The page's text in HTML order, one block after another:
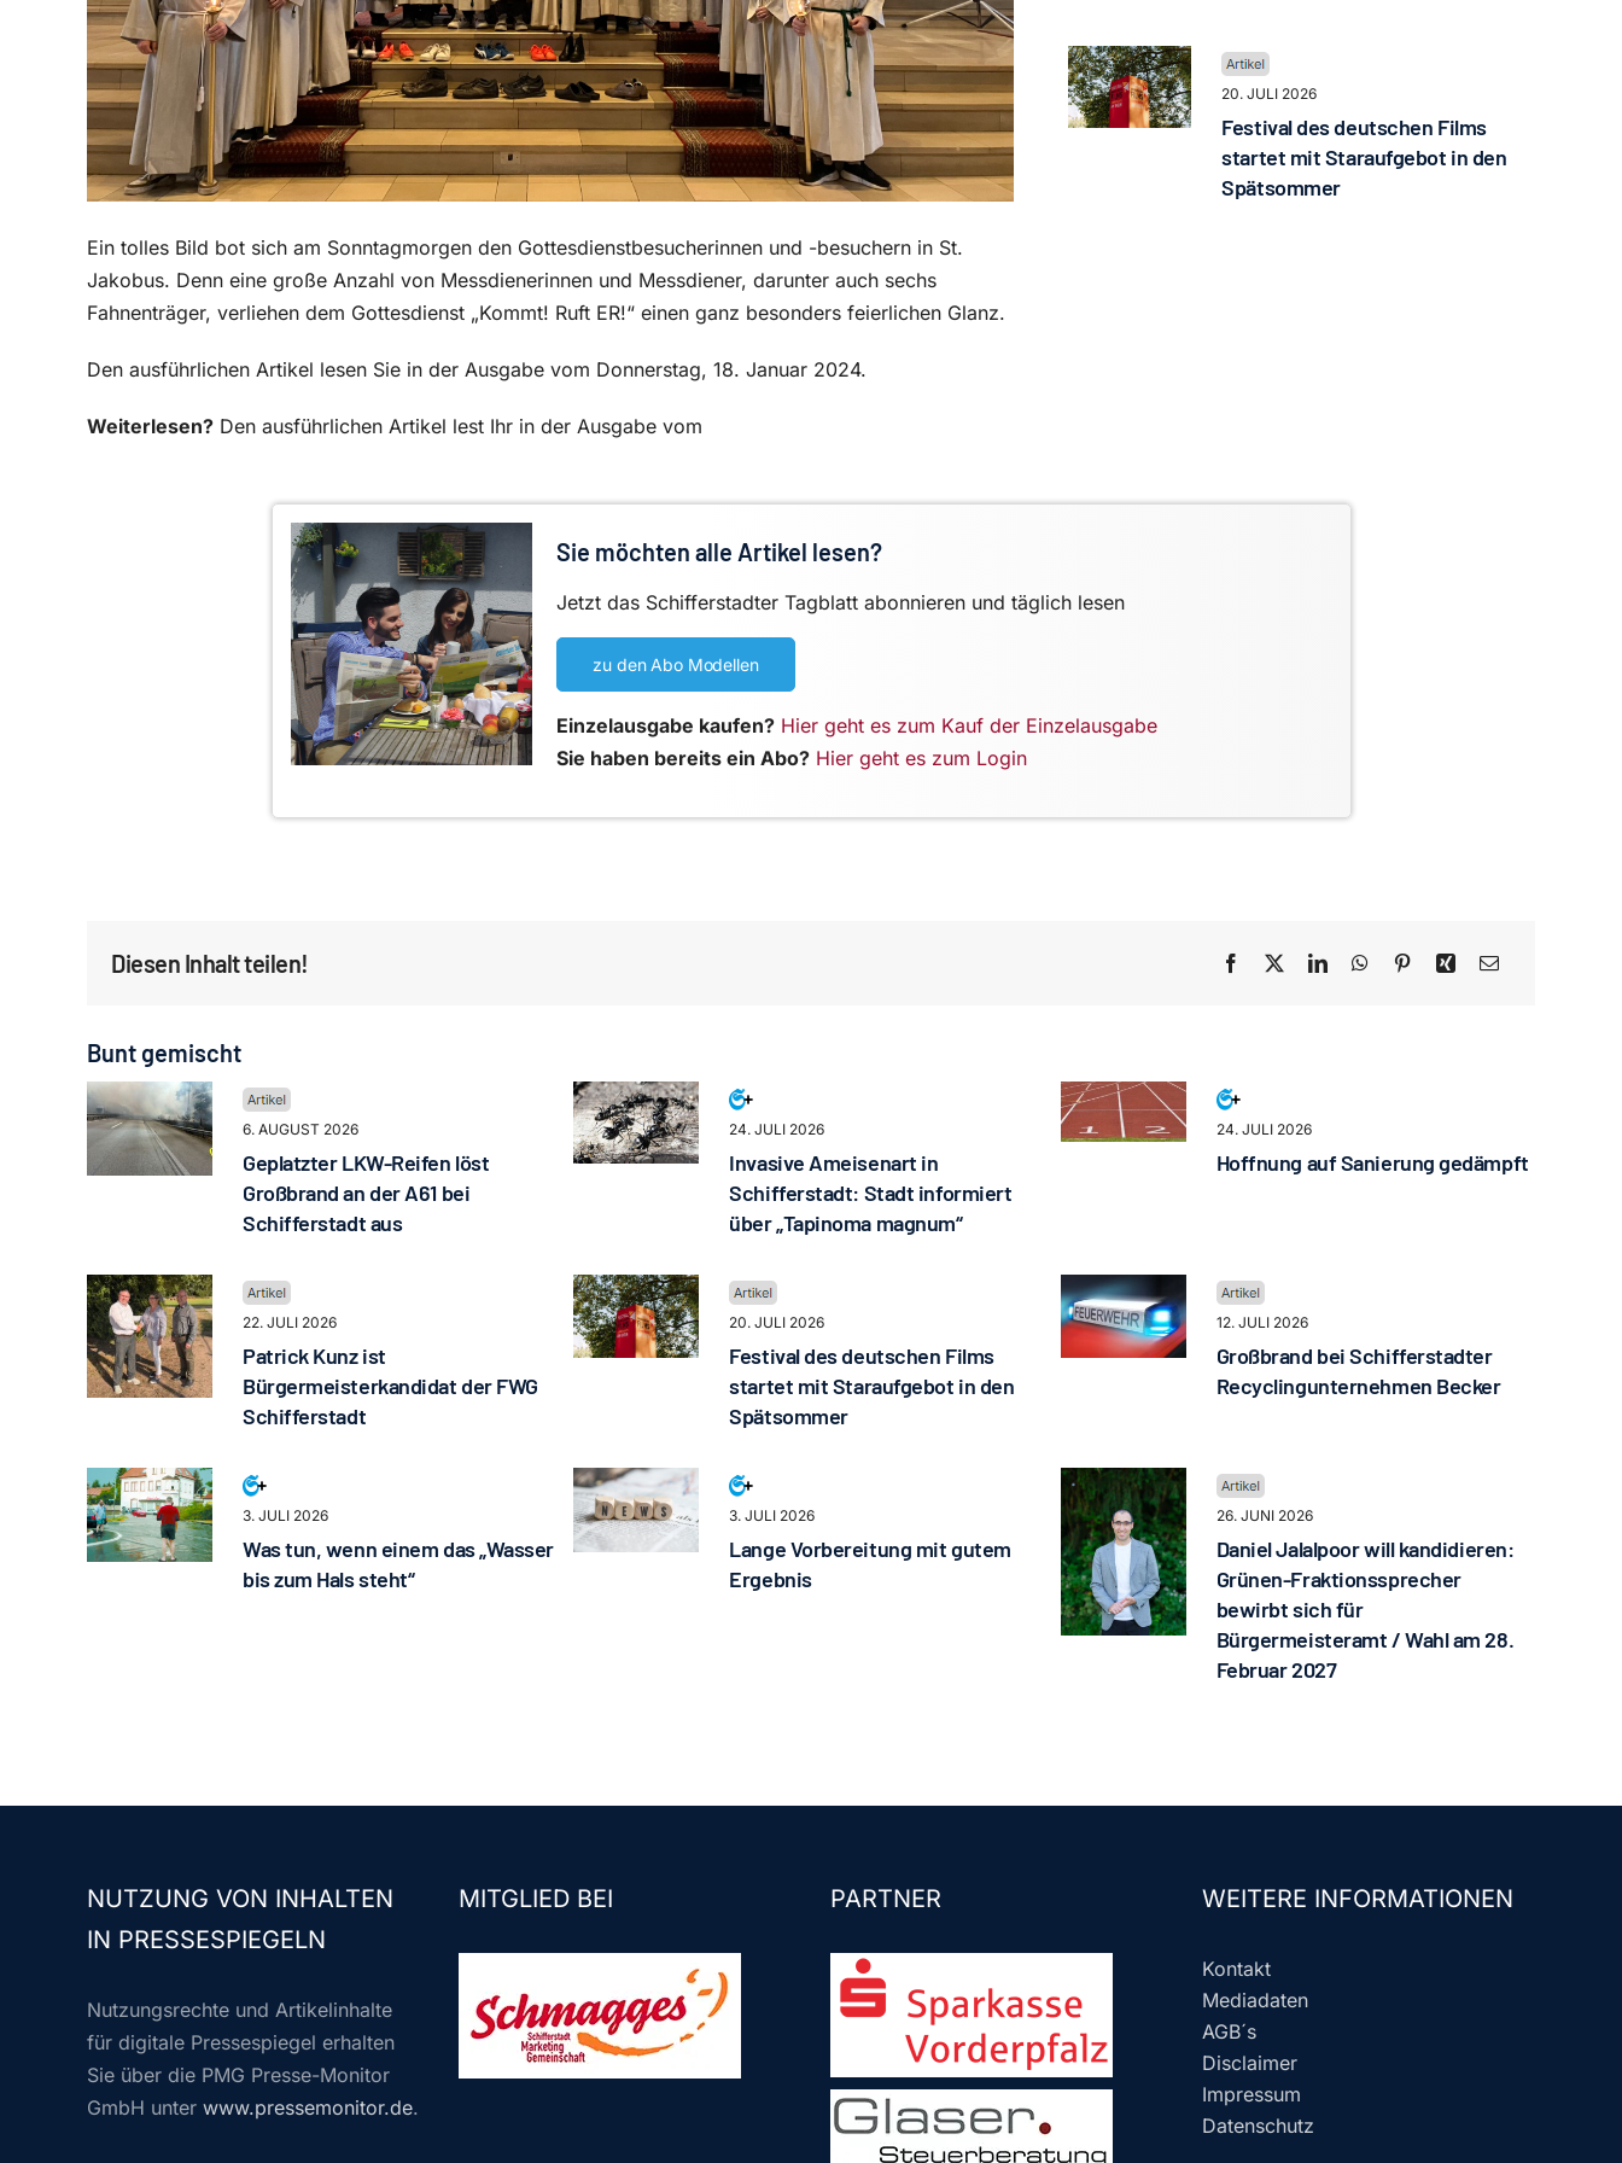
Ein tolles Bild bot sich am Sonntagmorgen den Gottesdienstbesucherinnen und -besuchern in St.
Jakobus. Denn eine große Anzahl von Messdienerinnen und Messdiener, darunter auch sechs
Fahnenträger, verliehen dem Gottesdienst „Kommt! Ruft ER!“ einen ganz besonders feierlichen Glanz.
Den ausführlichen Artikel lesen Sie in der Ausgabe vom Donnerstag, 18. Januar 2024.
Weiterlesen? Den ausführlichen Artikel lest Ihr in der Ausgabe vom
20. JULI 2026
Festival des deutschen Films
startet mit Staraufgebot in den
Spätsommer
Sie möchten alle Artikel lesen?
Jetzt das Schifferstadter Tagblatt abonnieren und täglich lesen
zu den Abo Modellen
Einzelausgabe kaufen? Hier geht es zum Kauf der Einzelausgabe
Sie haben bereits ein Abo? Hier geht es zum Login
Diesen Inhalt teilen!
Bunt gemischt
6. AUGUST 2026
Geplatzter LKW-Reifen löst
Großbrand an der A61 bei
Schifferstadt aus
24. JULI 2026
Invasive Ameisenart in
Schifferstadt: Stadt informiert
über „Tapinoma magnum“
24. JULI 2026
Hoffnung auf Sanierung gedämpft
22. JULI 2026
Patrick Kunz ist
Bürgermeisterkandidat der FWG
Schifferstadt
20. JULI 2026
Festival des deutschen Films
startet mit Staraufgebot in den
Spätsommer
12. JULI 2026
Großbrand bei Schifferstadter
Recyclingunternehmen Becker
3. JULI 2026
Was tun, wenn einem das „Wasser
bis zum Hals steht“
3. JULI 2026
Lange Vorbereitung mit gutem
Ergebnis
26. JUNI 2026
Daniel Jalalpoor will kandidieren:
Grünen-Fraktionssprecher
bewirbt sich für
Bürgermeisteramt / Wahl am 28.
Februar 2027
NUTZUNG VON INHALTEN
IN PRESSESPIEGELN
Nutzungsrechte und Artikelinhalte
für digitale Pressespiegel erhalten
Sie über die PMG Presse-Monitor
GmbH unter www.pressemonitor.de.
MITGLIED BEI PARTNER WEITERE INFORMATIONEN
Kontakt
Mediadaten
AGB´s
Disclaimer
Impressum
Datenschutz